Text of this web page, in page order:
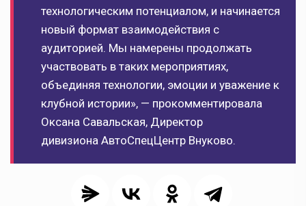
технологическим потенциалом, и начинается
новый формат взаимодействия с
аудиторией. Мы намерены продолжать
участвовать в таких мероприятиях,
объединяя технологии, эмоции и уважение к
клубной истории», — прокомментировала
Оксана Савальская, Директор
дивизиона АвтоСпецЦентр Внуково.